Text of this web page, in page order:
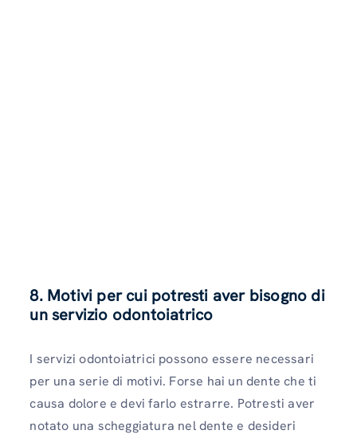
8. Motivi per cui potresti aver bisogno di
un servizio odontoiatrico
I servizi odontoiatrici possono essere necessari
per una serie di motivi. Forse hai un dente che ti
causa dolore e devi farlo estrarre. Potresti aver
notato una scheggiatura nel dente e desideri